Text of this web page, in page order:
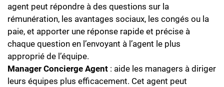
agent peut répondre à des questions sur la
rémunération, les avantages sociaux, les congés ou la
paie, et apporter une réponse rapide et précise à
chaque question en l’envoyant à l’agent le plus
approprié de l’équipe.
Manager Concierge Agent : aide les managers à diriger
leurs équipes plus efficacement. Cet agent peut